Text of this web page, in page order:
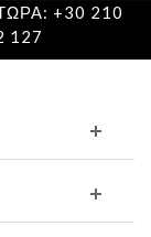
+30 210
127